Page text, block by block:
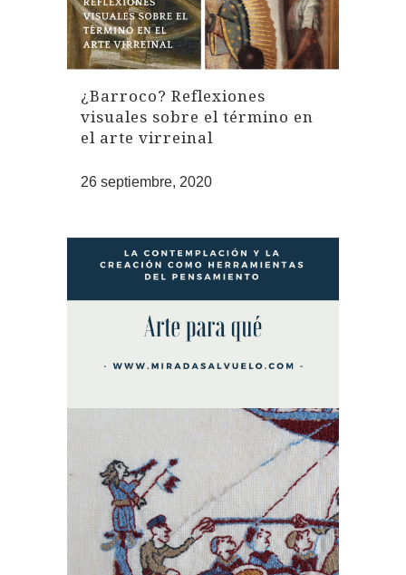
¿Barroco? Reflexiones
visuales sobre el término en
el arte virreinal
26 septiembre, 2020